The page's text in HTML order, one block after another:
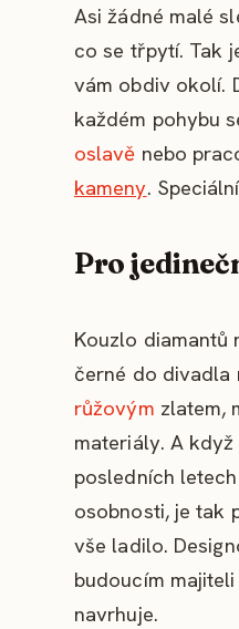
Asi žádné malé
co se třpytí. Tak
vám obdiv okolí.
každém pohybu
oslavě nebo
kameny.
Pro
Kouzlo diamantů
černé do divadla
růžovým zlatem,
materiály. A
posledních
osobnosti, je tak
vše ladilo.
budoucím
navrhuje.